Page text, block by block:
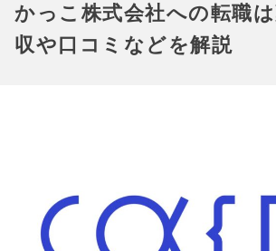
かっこ株式会社への転職
収や口コミなどを解説